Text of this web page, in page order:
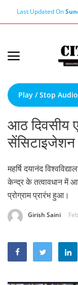
Last Updated On
Terms & Conditions
About Us
About Editor
Nation
Privacy Policy
Punjab
Haryana-Himachal
Business
Sports
Play / Stop Audio
आठ दिवसीय
सेंसिटाइजेशन
महर्षि दयानंद
केन्द्र के तत्वावधान में
प्रोग्राम प्रारंभ हुआ।
Girish Saini